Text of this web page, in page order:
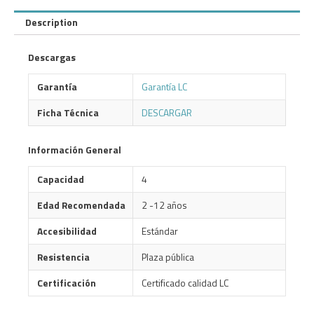
Description
Descargas
Garantía
Garantía LC
Ficha Técnica
DESCARGAR
Información General
Capacidad
4
Edad Recomendada
2 -12 años
Accesibilidad
Estándar
Resistencia
Plaza pública
Certificación
Certificado calidad LC